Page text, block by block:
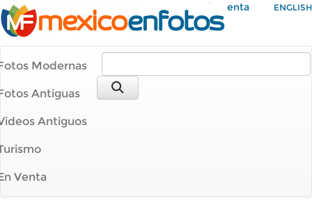
Mi Cuenta ENGLISH
Modernas
Antiguas
Antiguos
Venta